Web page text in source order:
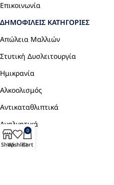
Επικοινωνία
ΔΗΜΟΦΙΛΕΊΣ ΚΑΤΗΓΟΡΊΕΣ
Απώλεια Μαλλιών
Στυτική Δυσλειτουργία
Ημικρανία
Αλκοολισμός
Αντικαταθλιπτικά
Αναλγητικά
ShopWishlist
0
Cart